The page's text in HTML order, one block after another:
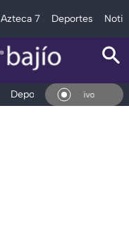
Azteca 7 Deportes
Deportes Espectáculos
En Vivo